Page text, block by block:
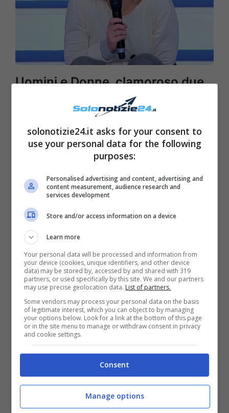
Uomini e Donne, clamoroso due
di picche per Maria De Filippi: mai
accaduto prima
Articoli recentiPerché sta crescendo la
fiducia nei confronti delle
farmacie online
“Sto per tornare”:
solonotizie24.it asks for your consent to
use your personal data for the following
purposes:
Personalised advertising and content, advertising and
content measurement, audience research and
services development
Store and/or access information on a device
Learn more
Your personal data will be processed and information from
your device (cookies, unique identifiers, and other device
data) may be stored by, accessed by and shared with 319
partners, or used specifically by this site. We and our partners
may use precise geolocation data. List of partners.
Some vendors may process your personal data on the basis
of legitimate interest, which you can object to by managing
your options below. Look for a link at the bottom of this page
or in the site menu to manage or withdraw consent in privacy
and cookie settings.
Consent
Manage options